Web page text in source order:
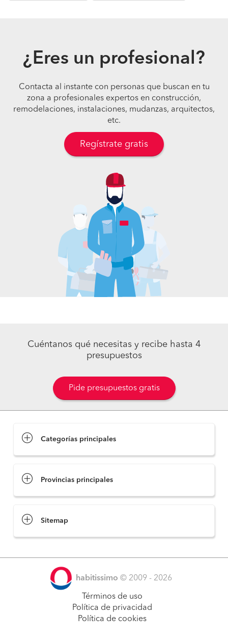
¿Eres un profesional?
Contacta al instante con personas que buscan en tu
zona a profesionales expertos en construcción,
remodelaciones, instalaciones, mudanzas, arquitectos,
etc.
Regístrate gratis
Cuéntanos qué necesitas y recibe hasta 4
presupuestos
Pide presupuestos gratis
Categorías principales
Provincias principales
Sitemap
habitissimo © 2009 - 2026
Términos de uso
Política de privacidad
Política de cookies